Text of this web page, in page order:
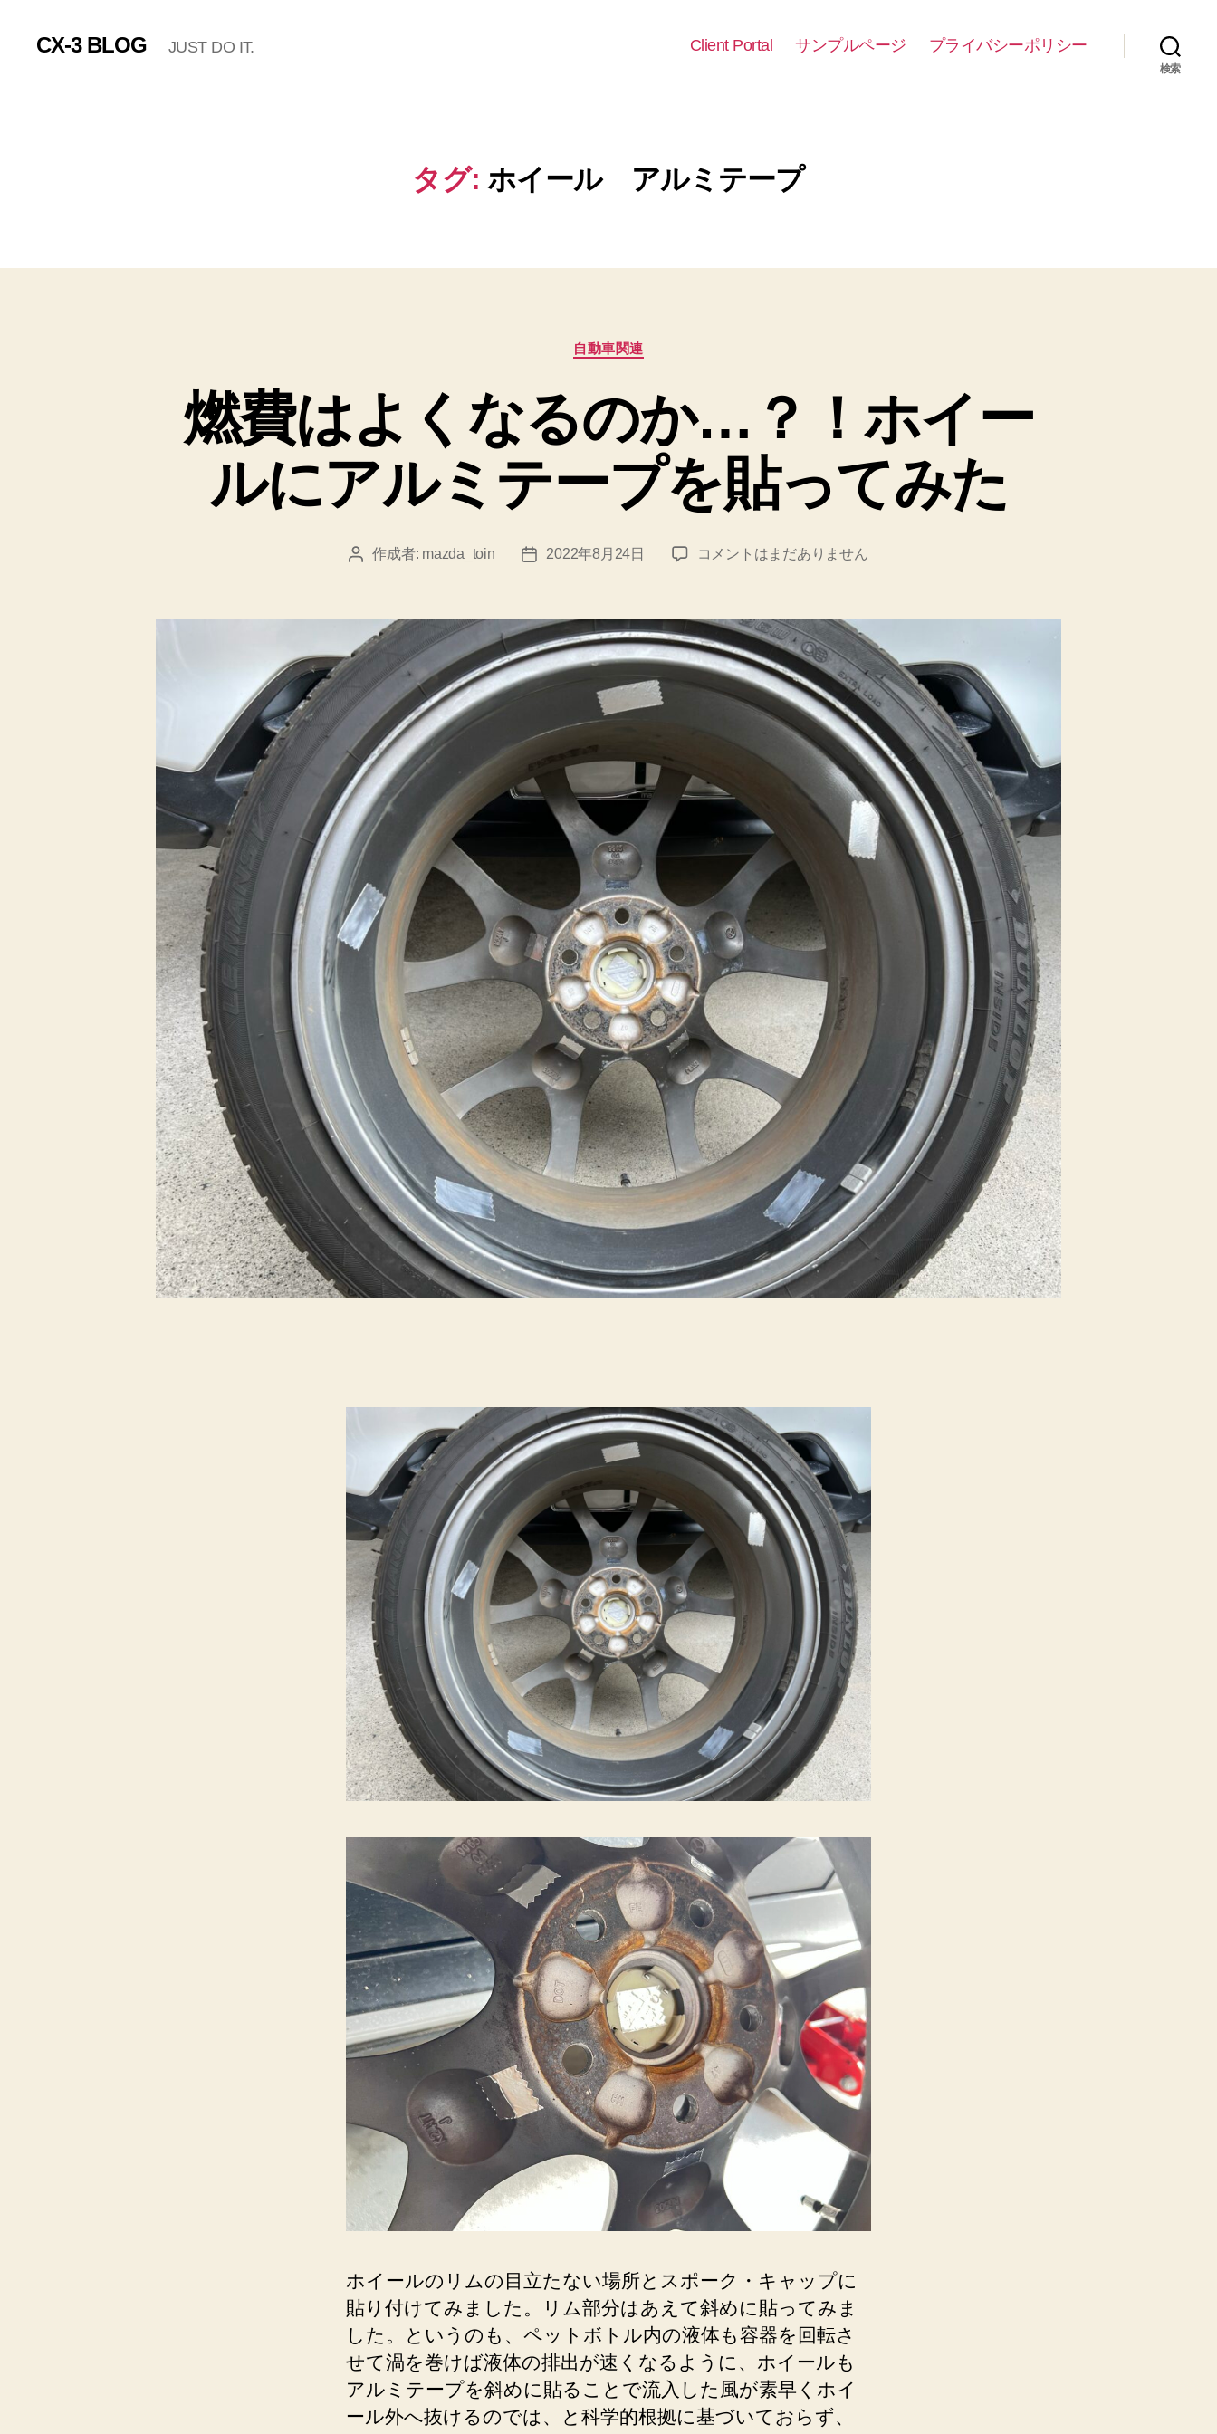
CX-3 BLOG JUST DO IT. Client Portal サンプルページ プライバシーポリシー
検索
タグ: ホイール アルミテープ
カ
テ
リ
ー
自動車関連
燃費はよくなるのか…？！ホイー
ルにアルミテープを貼ってみた
投
作成者: mazda_toin
投
2022年8月24日
燃
よ
く
な
ー
ア
ミ
テ
ー
プ
を
貼
っ
て
み
た
へ
の
コメントはまだありません
ホイールのリムの目立たない場所とスポーク・キャップに
貼り付けてみました。リム部分はあえて斜めに貼ってみま
した。というのも、ペットボトル内の液体も容器を回転さ
せて渦を巻けば液体の排出が速くなるように、ホイールも
アルミテープを斜めに貼ることで流入した風が素早くホイ
ール外へ抜けるのでは、と科学的根拠に基づいておらず、